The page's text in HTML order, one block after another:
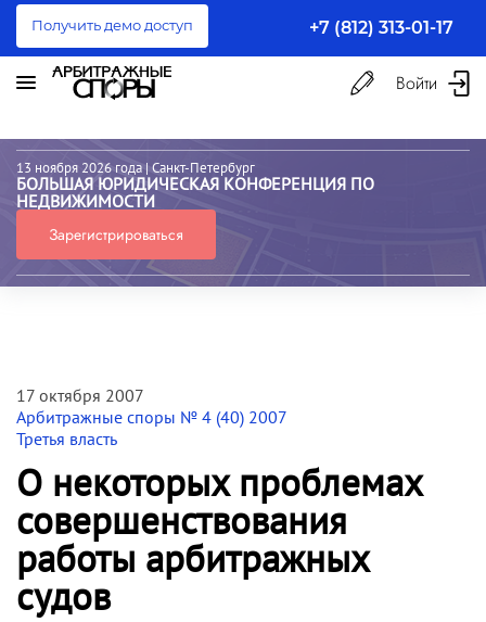
Получить демо доступ +7 (812) 313-01-17
Войти
13 ноября 2026 года | Санкт-Петербург
БОЛЬШАЯ ЮРИДИЧЕСКАЯ КОНФЕРЕНЦИЯ ПО
НЕДВИЖИМОСТИ
Зарегистрироваться
17 октября 2007
Арбитражные споры № 4 (40) 2007
Третья власть
О некоторых проблемах
совершенствования
работы арбитражных
судов